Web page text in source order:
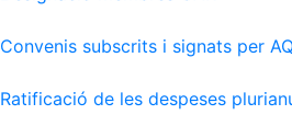
Convenis subscrits i signats per
Ratificació de les despeses